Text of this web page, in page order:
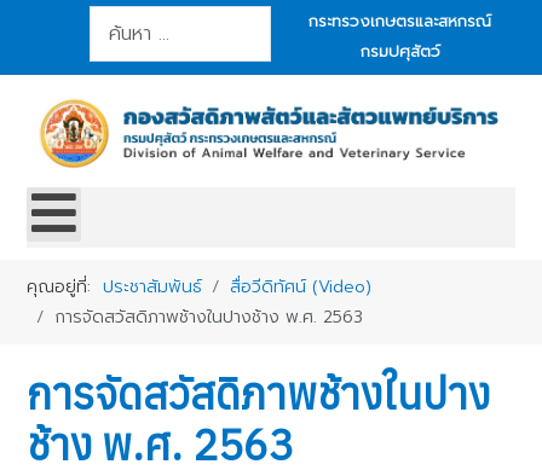
การค้นหา
กระทรวงเกษตรและสหกรณ์
กรมปศุสัตว์
คุณอยู่ที่:ประชาสัมพันธ์
สื่อวีดิทัศน์ (Video)
การจัดสวัสดิภาพช้างในปางช้าง พ.ศ. 2563
การจัดสวัสดิภาพช้างในปาง
ช้าง พ.ศ. 2563